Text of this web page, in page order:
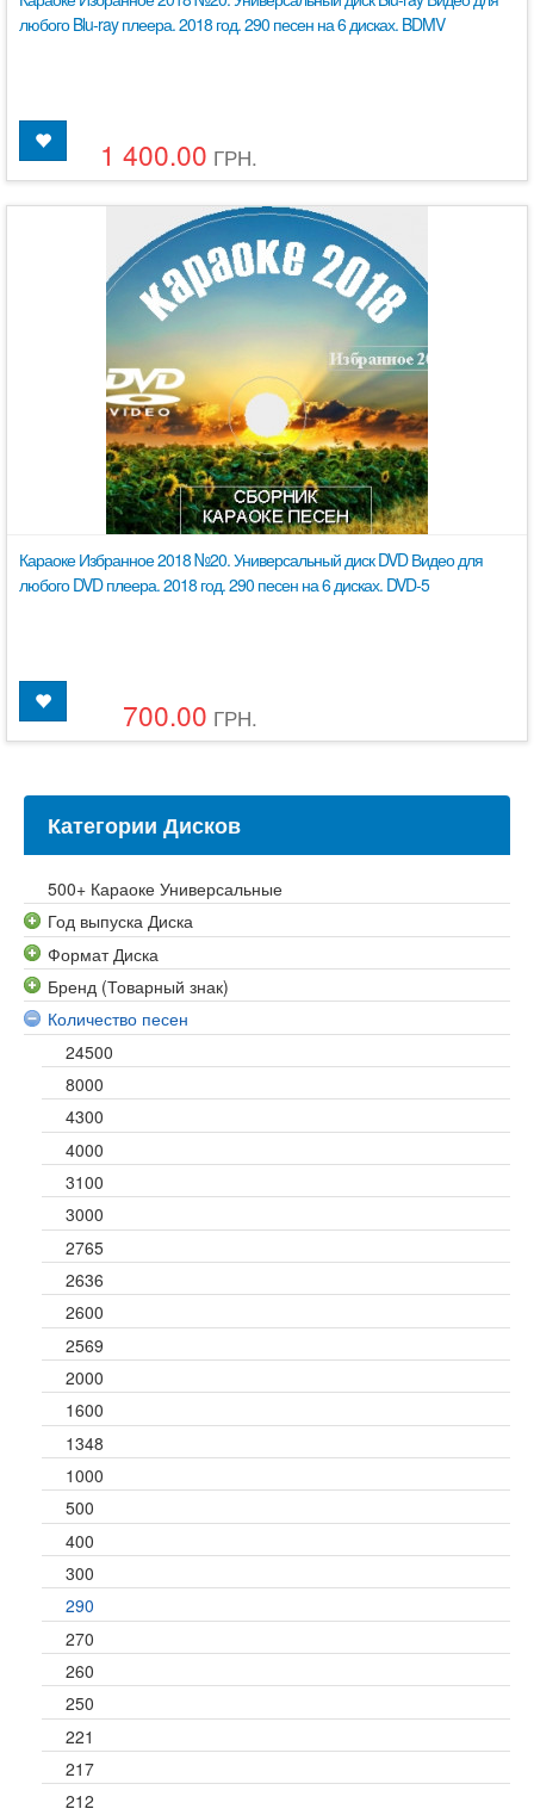
любого Blu-ray плеера. 2018 год. 290 песен на 6 дисках. BDMV
1 400.00 ГРН.
Караоке Избранное 2018 №20. Универсальный диск DVD Видео для
любого DVD плеера. 2018 год. 290 песен на 6 дисках. DVD-5
700.00 ГРН.
Категории Дисков
500+ Караоке Универсальные
Год выпуска Диска
Формат Диска
Бренд (Товарный знак)
Количество песен
24500
8000
4300
4000
3100
3000
2765
2636
2600
2569
2000
1600
1348
1000
500
400
300
290
270
260
250
221
217
212